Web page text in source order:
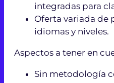
integradas para
Oferta variada de
idiomas y niveles.
Aspectos a tener en
Sin metodología